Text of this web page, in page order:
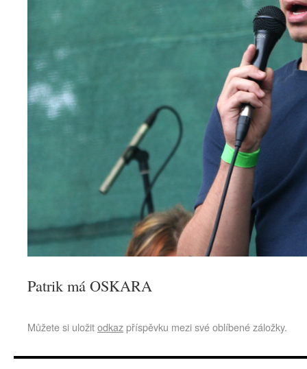
Patrik má OSKARA
Můžete si uložitodkazpříspěvku mezi své oblíbené záložky.